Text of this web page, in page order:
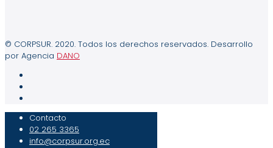
© CORPSUR. 2020. Todos los derechos reservados. Desarrollo
por Agencia DANO
Contacto
02 265 3365
info@corpsur.org.ec